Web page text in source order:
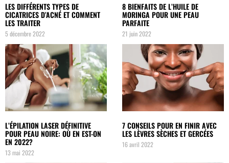
LES DIFFÉRENTS TYPES DE
CICATRICES D’ACNÉ ET COMMENT
LES TRAITER
5 décembre 2022
8 BIENFAITS DE L’HUILE DE
MORINGA POUR UNE PEAU
PARFAITE
21 juin 2022
L’ÉPILATION LASER DÉFINITIVE
POUR PEAU NOIRE: OÙ EN EST-ON
EN 2022?
13 mai 2022
7 CONSEILS POUR EN FINIR AVEC
LES LÈVRES SÈCHES ET GERCÉES
16 avril 2022